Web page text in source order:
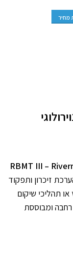
מחיר
RBMT III –
זיכרון ותפקוד
או תהליכי שיקום
רחבה ומבוססת